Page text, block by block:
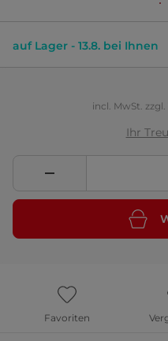
auf Lager - 13.8. bei Ihnen
incl. MwSt. zzgl.
Ihr
Favoriten